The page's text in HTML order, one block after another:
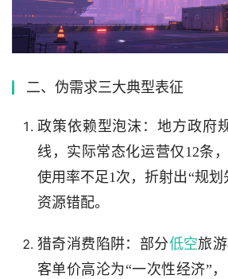
二、伪需求三大典型表征
政策依赖型泡沫：地方政府
线，实际常态化运营仅12条
使用率不足1次，折射出“规划
资源错配。
猎奇消费陷阱：部分低空旅
客单价高沦为“一次性经济”